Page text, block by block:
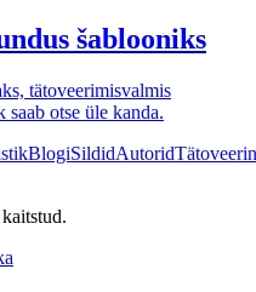
šablooniks
tätoveerimisvalmis
otse üle kanda.
BlogiSildidAutorid